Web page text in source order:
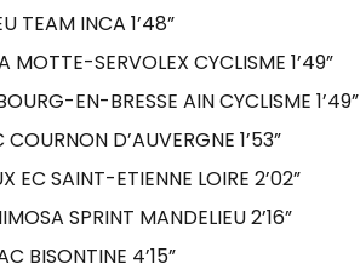
TEAM INCA 1’48”
MOTTE-SERVOLEX CYCLISME 1’49”
EN-BRESSE AIN CYCLISME 1’49”
D’AUVERGNE 1’53”
EC SAINT-ETIENNE LOIRE 2’02”
SPRINT MANDELIEU 2’16”
BISONTINE 4’15”